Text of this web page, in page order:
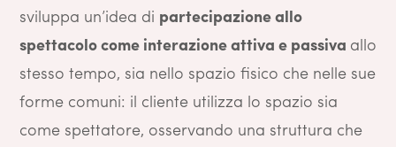
sviluppa un’idea di partecipazione allo
spettacolo come interazione attiva e passiva allo
stesso tempo, sia nello spazio fisico che nelle sue
forme comuni: il cliente utilizza lo spazio sia
come spettatore, osservando una struttura che